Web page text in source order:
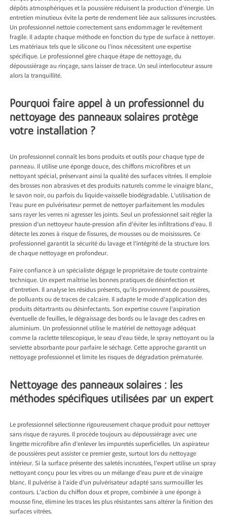
dépôts atmosphériques et la poussière réduisent la production d’énergie. Un
entretien minutieux évite la perte de rendement liée aux salissures incrustées.
Un professionnel nettoie correctement sans endommager le revêtement
fragile. Il adapte chaque méthode en fonction du type de surface à nettoyer.
Les matériaux tels que le silicone ou l’inox nécessitent une expertise
spécifique. Le professionnel gère chaque étape de nettoyage, du
dépoussiérage au rinçage, sans laisser de trace. Un seul interlocuteur assure
alors la tranquillité.
Pourquoi faire appel à un professionnel du
nettoyage des panneaux solaires protège
votre installation ?
Un professionnel connaît les bons produits et outils pour chaque type de
panneau. Il utilise une éponge douce, des chiffons microfibres et un
nettoyant spécial, préservant ainsi la qualité des surfaces vitrées. Il emploie
des brosses non abrasives et des produits naturels comme le vinaigre blanc,
le savon noir, ou parfois du liquide-vaisselle biodégradable. L’utilisation de
l’eau pure en pulvérisateur permet de nettoyer parfaitement les modules
sans rayer les verres ni agresser les joints. Seul un professionnel sait régler la
pression d’un nettoyeur haute-pression afin d’éviter les infiltrations d’eau. Il
détecte les zones à risque de fissures, de mousses ou de moisissures. Ce
professionnel garantit la sécurité du lavage et l’intégrité de la structure lors
de chaque nettoyage en profondeur.
Faire confiance à un spécialiste dégage le propriétaire de toute contrainte
technique. Un expert maîtrise les bonnes pratiques de désinfection et
d’entretien. Il analyse les résidus présents, qu’ils proviennent de poussières,
de polluants ou de traces de calcaire. Il adapte le mode d’application des
produits détartrants ou désinfectants. Son expertise couvre l’aspiration
éventuelle de feuilles, le dégraissage des bords ou le lavage des cadres en
aluminium. Un professionnel utilise le matériel de nettoyage adéquat
comme la raclette télescopique, le seau d’eau tiède, le spray nettoyant ou la
serviette absorbante pour parfaire le séchage. Cette approche garantit un
nettoyage professionnel et limite les risques de dégradation prématurée.
Nettoyage des panneaux solaires : les
méthodes spécifiques utilisées par un expert
Le professionnel sélectionne rigoureusement chaque produit pour nettoyer
sans risque de rayures. Il procède toujours au dépoussiérage avec une
lingette microfibre afin d’enlever les impuretés superficielles. Un aspirateur
de poussières peut assister ce premier geste, surtout lors du nettoyage
intérieur. Si la surface présente des saletés incrustées, l’expert utilise un spray
nettoyant conçu pour les vitres ou un mélange d’eau pure et de vinaigre
blanc. Il pulvérise à l’aide d’un pulvérisateur adapté sans surmouiller les
contours. L’action du chiffon doux et propre, combinée à une éponge à
mousse fine, élimine les traces les plus résistantes sans altérer la finition des
surfaces vitrées.